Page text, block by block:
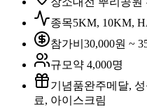
종목5KM, 10KM,
참가비 30,000원 ~
규모 약 4,000명
기념품완주메달,
료, 아이스크림